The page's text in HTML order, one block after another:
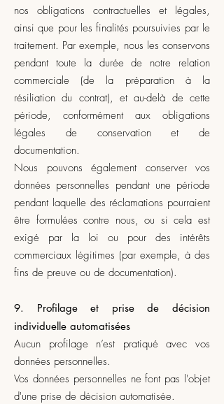
nos obligations contractuelles et légales,
ainsi que pour les finalités poursuivies par le
traitement. Par exemple, nous les conservons
pendant toute la durée de notre relation
commerciale (de la préparation à la
résiliation du contrat), et au-delà de cette
période, conformément aux obligations
légales de conservation et de
documentation.
Nous pouvons également conserver vos
données personnelles pendant une période
pendant laquelle des réclamations pourraient
être formulées contre nous, ou si cela est
exigé par la loi ou pour des intérêts
commerciaux légitimes (par exemple, à des
fins de preuve ou de documentation).
9. Profilage et prise de décision
individuelle automatisées
Aucun profilage n’est pratiqué avec vos
données personnelles.
Vos données personnelles ne font pas l'objet
d'une prise de décision automatisée.